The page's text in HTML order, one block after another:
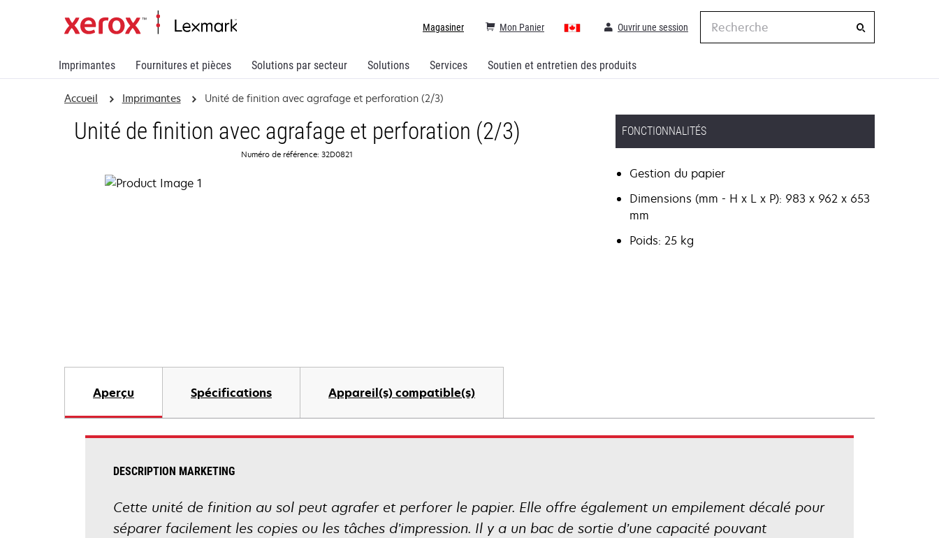
Imprimantes Fournitures et pièces Solutions par secteur Solutions Services Soutien et entretien des produits
Magasiner Mon Panier
Recherche
Ouvrir une session
Accueil Imprimantes Unité de finition avec agrafage et perforation (2/3)
Unité de finition avec agrafage et perforation (2/3)
Numéro de référence: 32D0821
FONCTIONNALITÉS
Gestion du papier
Dimensions (mm - H x L x P): 983 x 962 x 653
mm
Poids: 25 kg
Aperçu Spécifications Appareil(s) compatible(s)
DESCRIPTION MARKETING
Cette unité de finition au sol peut agrafer et perforer le papier. Elle offre également un empilement décalé pour
séparer facilement les copies ou les tâches d’impression. Il y a un bac de sortie d’une capacité pouvant